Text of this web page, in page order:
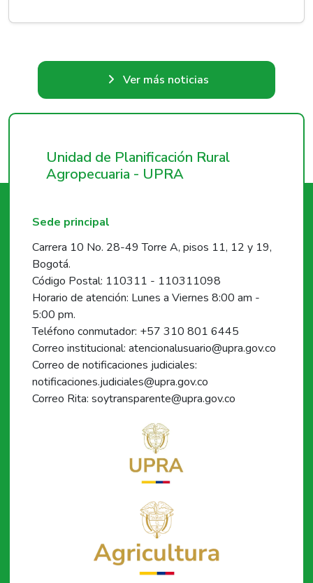
Ver más noticias
Unidad de Planificación Rural
Agropecuaria - UPRA
Sede principal
Carrera 10 No. 28-49 Torre A, pisos 11, 12 y 19,
Bogotá.
Código Postal: 110311 - 110311098
Horario de atención: Lunes a Viernes 8:00 am -
5:00 pm.
Teléfono conmutador: +57 310 801 6445
Correo institucional: atencionalusuario@upra.gov.co
Correo de notificaciones judiciales:
notificaciones.judiciales@upra.gov.co
Correo Rita: soytransparente@upra.gov.co